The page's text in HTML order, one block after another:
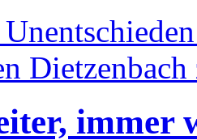
immer